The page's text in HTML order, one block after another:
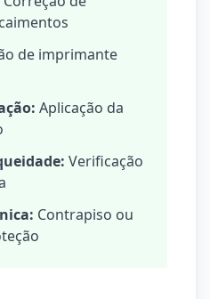
de imprimante
Aplicação da
Verificação
Contrapiso ou